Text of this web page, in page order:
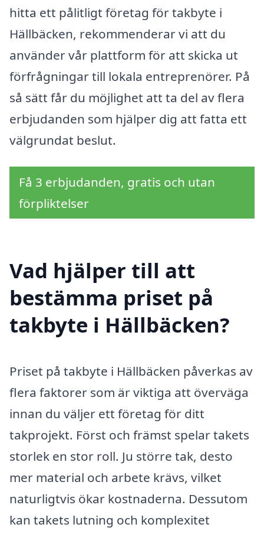
hitta ett pålitligt företag för takbyte i
Hällbäcken, rekommenderar vi att du
använder vår plattform för att skicka ut
förfrågningar till lokala entreprenörer. På
så sätt får du möjlighet att ta del av flera
erbjudanden som hjälper dig att fatta ett
välgrundat beslut.
Få 3 erbjudanden, gratis och utan
förpliktelser
Vad hjälper till att
bestämma priset på
takbyte i Hällbäcken?
Priset på takbyte i Hällbäcken påverkas av
flera faktorer som är viktiga att överväga
innan du väljer ett företag för ditt
takprojekt. Först och främst spelar takets
storlek en stor roll. Ju större tak, desto
mer material och arbete krävs, vilket
naturligtvis ökar kostnaderna. Dessutom
kan takets lutning och komplexitet